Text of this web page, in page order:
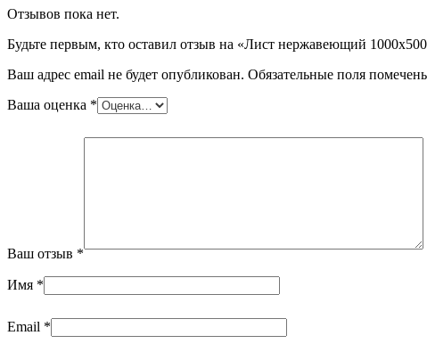
Отзывов пока нет.
Будьте первым, кто оставил отзыв на «Лист нержавеющий
Ваш адрес email не будет опубликован. Обязательные поля
Ваша оценка *
Ваш отзыв *
Имя *
Email *